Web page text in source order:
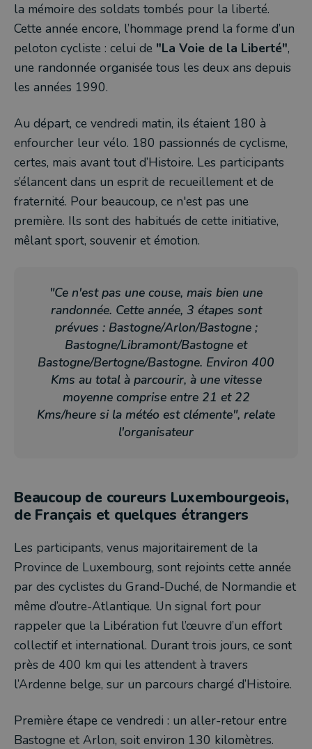
la mémoire des soldats tombés pour la liberté.
Cette année encore, l’hommage prend la forme d’un
peloton cycliste : celui de "La Voie de la Liberté",
une randonnée organisée tous les deux ans depuis
les années 1990.
Au départ, ce vendredi matin, ils étaient 180 à
enfourcher leur vélo. 180 passionnés de cyclisme,
certes, mais avant tout d’Histoire. Les participants
s’élancent dans un esprit de recueillement et de
fraternité. Pour beaucoup, ce n'est pas une
première. Ils sont des habitués de cette initiative,
mêlant sport, souvenir et émotion.
"Ce n'est pas une couse, mais bien une
randonnée. Cette année, 3 étapes sont
prévues : Bastogne/Arlon/Bastogne ;
Bastogne/Libramont/Bastogne et
Bastogne/Bertogne/Bastogne. Environ 400
Kms au total à parcourir, à une vitesse
moyenne comprise entre 21 et 22
Kms/heure si la météo est clémente", relate
l'organisateur
Beaucoup de coureurs Luxembourgeois,
de Français et quelques étrangers
Les participants, venus majoritairement de la
Province de Luxembourg, sont rejoints cette année
par des cyclistes du Grand-Duché, de Normandie et
même d’outre-Atlantique. Un signal fort pour
rappeler que la Libération fut l’œuvre d’un effort
collectif et international. Durant trois jours, ce sont
près de 400 km qui les attendent à travers
l’Ardenne belge, sur un parcours chargé d’Histoire.
Première étape ce vendredi : un aller-retour entre
Bastogne et Arlon, soit environ 130 kilomètres.